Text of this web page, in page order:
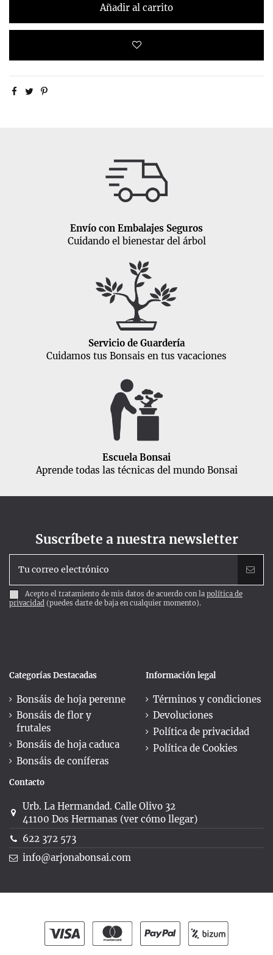
Añadir al carrito
Envío con Embalajes Seguros
Cuidando el bienestar del árbol
Servicio de Guardería
Cuidamos tus Bonsais en tus vacaciones
Escuela Bonsai
Aprende todas las técnicas del mundo Bonsai
Suscríbete a nuestra newsletter
Acepto el tratamiento de mis datos de acuerdo con la política de
privacidad (puedes darte de baja en cualquier momento).
Categorías Destacadas
Bonsáis de hoja perenne
Bonsáis de flor y
frutales
Bonsáis de hoja caduca
Bonsáis de coníferas
Información legal
Términos y condiciones
Devoluciones
Política de privacidad
Política de Cookies
Contacto
Urb. La Hermandad. Calle Olivo 32
41100 Dos Hermanas (ver cómo llegar)
622 372 573
info@arjonabonsai.com